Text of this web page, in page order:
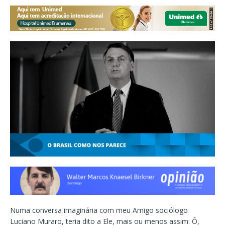
Numa conversa imaginária com meu Amigo sociólogo
Luciano Muraro, teria dito a Ele, mais ou menos assim: Ô,